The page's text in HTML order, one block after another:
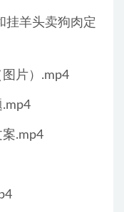
挂羊头卖狗肉定
片）.mp4
.mp4